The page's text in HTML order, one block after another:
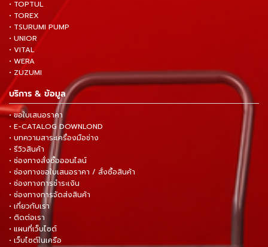
• TOPTUL
• TOREX
• TSURUMI PUMP
• UNIOR
• VITAL
• WERA
• ZUZUMI
บริการ & ข้อมูล
• ขอใบเสนอราคา
• E-CATALOG DOWNLOND
• บทความสาระเครื่องมือช่าง
• รีวิวสินค้า
• ช่องทางสั่งซื้อออนไลน์
• ช่องทางขอใบเสนอราคา / สั่งซื้อสินค้า
• ช่องทางการชำระเงิน
• ช่องทางการจัดส่งสินค้า
• เกี่ยวกับเรา
• ติดต่อเรา
• แผนที่เว็บไซต์
• เว็บไซต์ในเครือ